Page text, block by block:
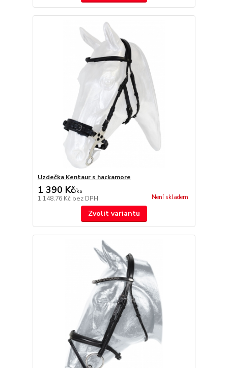
Uzdečka Kentaur s hackamore
1 390 Kč/ks
1 148,76 Kč bez DPH Není skladem
Zvolit variantu